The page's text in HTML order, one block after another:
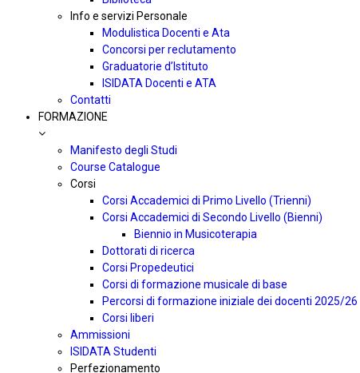
Info e servizi Personale
Modulistica Docenti e Ata
Concorsi per reclutamento
Graduatorie d’Istituto
ISIDATA Docenti e ATA
Contatti
FORMAZIONE
Manifesto degli Studi
Course Catalogue
Corsi
Corsi Accademici di Primo Livello (Trienni)
Corsi Accademici di Secondo Livello (Bienni)
Biennio in Musicoterapia
Dottorati di ricerca
Corsi Propedeutici
Corsi di formazione musicale di base
Percorsi di formazione iniziale dei docenti 2025/26
Corsi liberi
Ammissioni
ISIDATA Studenti
Perfezionamento